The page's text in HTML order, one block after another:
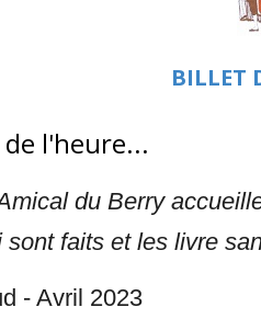
BILLET
l'heure...
du Berry
faits et les livre
- Avril 2023